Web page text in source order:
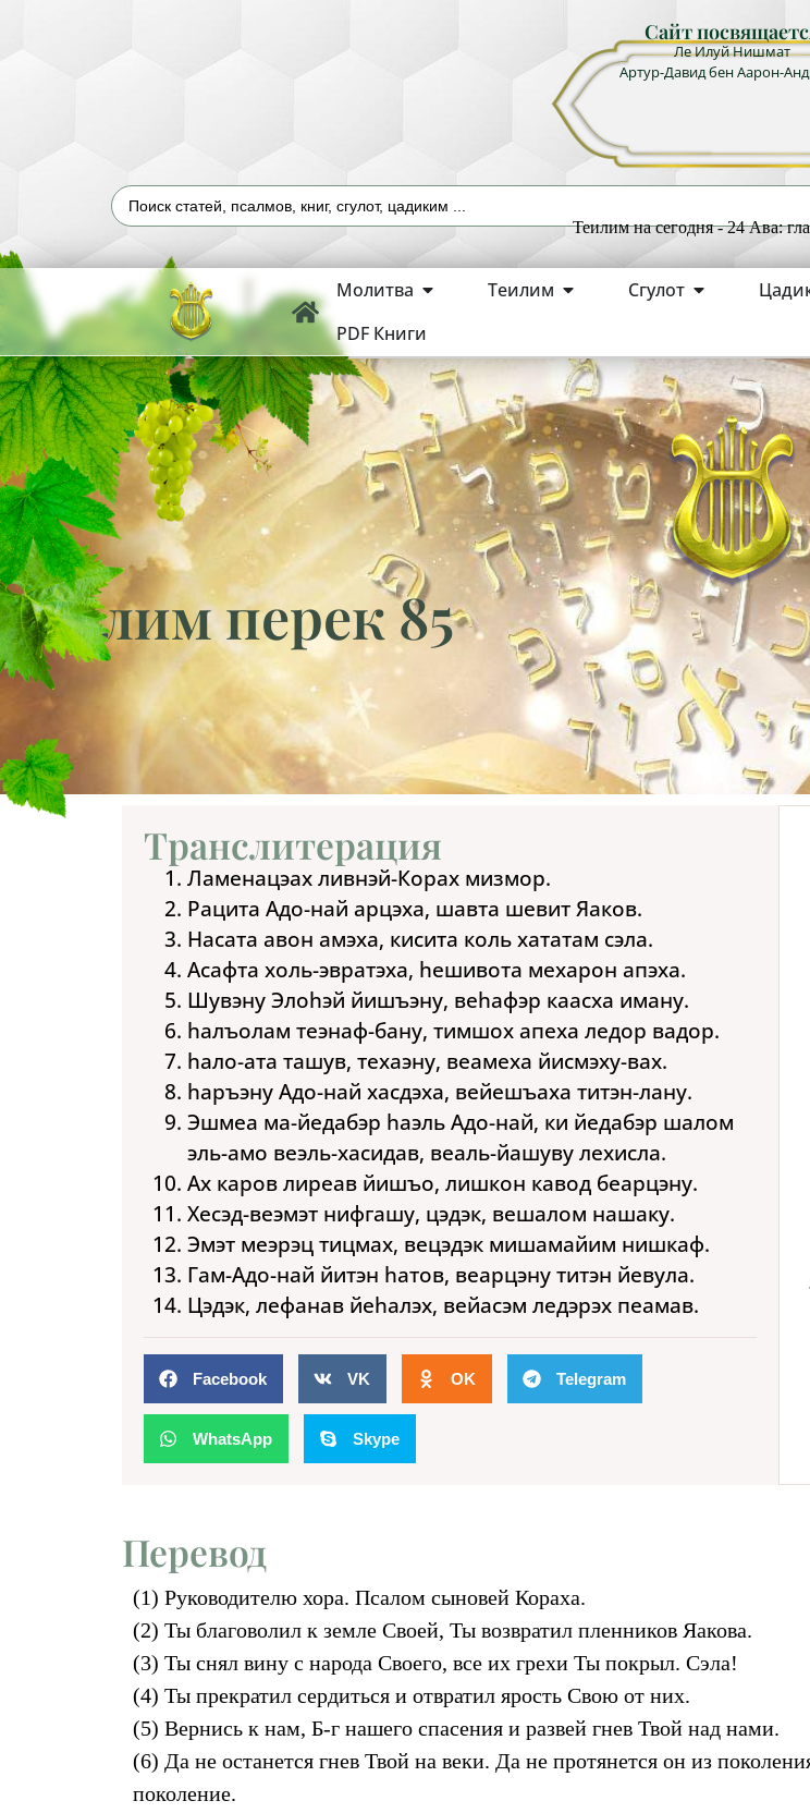
Сайт
Ле Илуй Нишмат
Артур-Давид бен Аарон-
Теилим на сегодня - 24 Ава:
Молитва Теилим Сгулот
PDF Книги
Теилим перек 85
Транслитерация
Ламенацэах ливнэй-Корах мизмор.
Рацита Адо-най арцэха, шавта шевит Яаков.
Насата авон амэха, кисита коль хататам сэла.
Асафта холь-эвратэха, hешивота мехарон апэха.
Шувэну Элоhэй йишъэну, веhафэр каасха иману.
hалъолам теэнаф-бану, тимшох апеха ледор вадор.
hало-ата ташув, техаэну, веамеха йисмэху-вах.
hаръэну Адо-най хасдэха, вейешъаха титэн-лану.
Эшмеа ма-йедабэр hаэль Адо-най, ки йедабэр шалом
эль-амо веэль-хасидав, веаль-йашуву лехисла.
Ах каров лиреав йишъо, лишкон кавод беарцэну.
Хесэд-веэмэт нифгашу, цэдэк, вешалом нашаку.
Эмэт меэрэц тицмах, вецэдэк мишамайим нишкаф.
Гам-Адо-най йитэн hатов, веарцэну титэн йевула.
Цэдэк, лефанав йеhалэх, вейасэм ледэрэх пеамав.
Facebook VK OK Telegram
WhatsApp Skype
Перевод
(1) Руководителю хора. Псалом сыновей Кораха.
(2) Ты благоволил к земле Своей, Ты возвратил пленников Яакова.
(3) Ты снял вину с народа Своего, все их грехи Ты покрыл. Сэла!
(4) Ты прекратил сердиться и отвратил ярость Свою от них.
(5) Вернись к нам, Б-г нашего спасения и развей гнев Твой над нами.
(6) Да не останется гнев Твой на веки. Да не протянется он из
поколение.